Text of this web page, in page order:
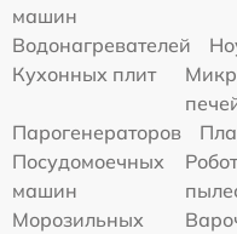
машин
Водонагревателей
Кухонных плит
Парогенераторов
Посудомоечных
машин
Морозильных